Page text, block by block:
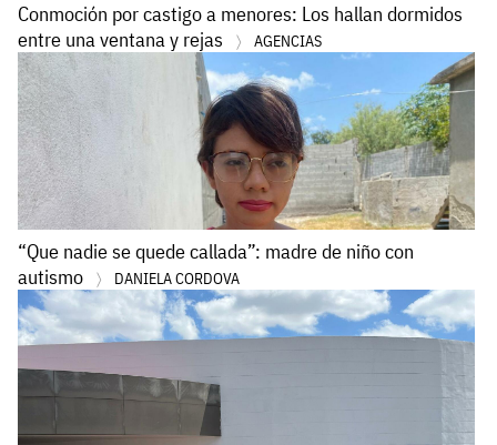
Conmoción por castigo a menores: Los hallan dormidos
entre una ventana y rejas
AGENCIAS
“Que nadie se quede callada”: madre de niño con
autismo
DANIELA CORDOVA